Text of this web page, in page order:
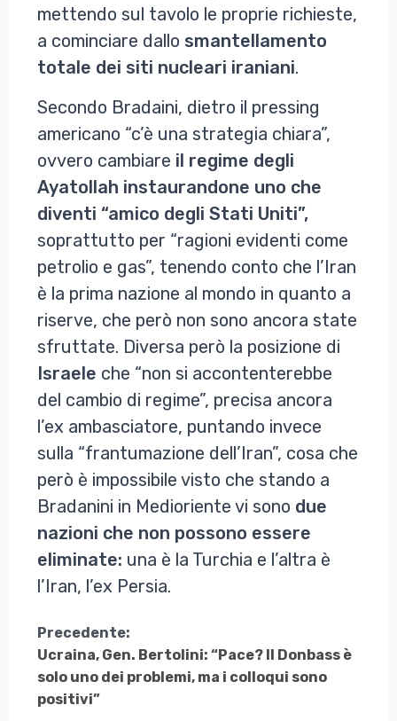
mettendo sul tavolo le proprie richieste,
a cominciare dallo smantellamento
totale dei siti nucleari iraniani.
Secondo Bradaini, dietro il pressing
americano “c’è una strategia chiara”,
ovvero cambiare il regime degli
Ayatollah instaurandone uno che
diventi “amico degli Stati Uniti”,
soprattutto per “ragioni evidenti come
petrolio e gas”, tenendo conto che l’Iran
è la prima nazione al mondo in quanto a
riserve, che però non sono ancora state
sfruttate. Diversa però la posizione di
Israele che “non si accontenterebbe
del cambio di regime”, precisa ancora
l’ex ambasciatore, puntando invece
sulla “frantumazione dell’Iran”, cosa che
però è impossibile visto che stando a
Bradanini in Medioriente vi sono due
nazioni che non possono essere
eliminate: una è la Turchia e l’altra è
l’Iran, l’ex Persia.
Continua
a
Leggere
Precedente:
Ucraina, Gen. Bertolini: “Pace? Il Donbass è
solo uno dei problemi, ma i colloqui sono
positivi”